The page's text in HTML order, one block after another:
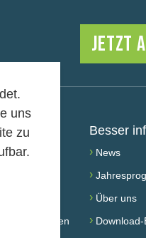
uns
zu
JETZT
besuchen
Besser
› News
›
› Über uns
›